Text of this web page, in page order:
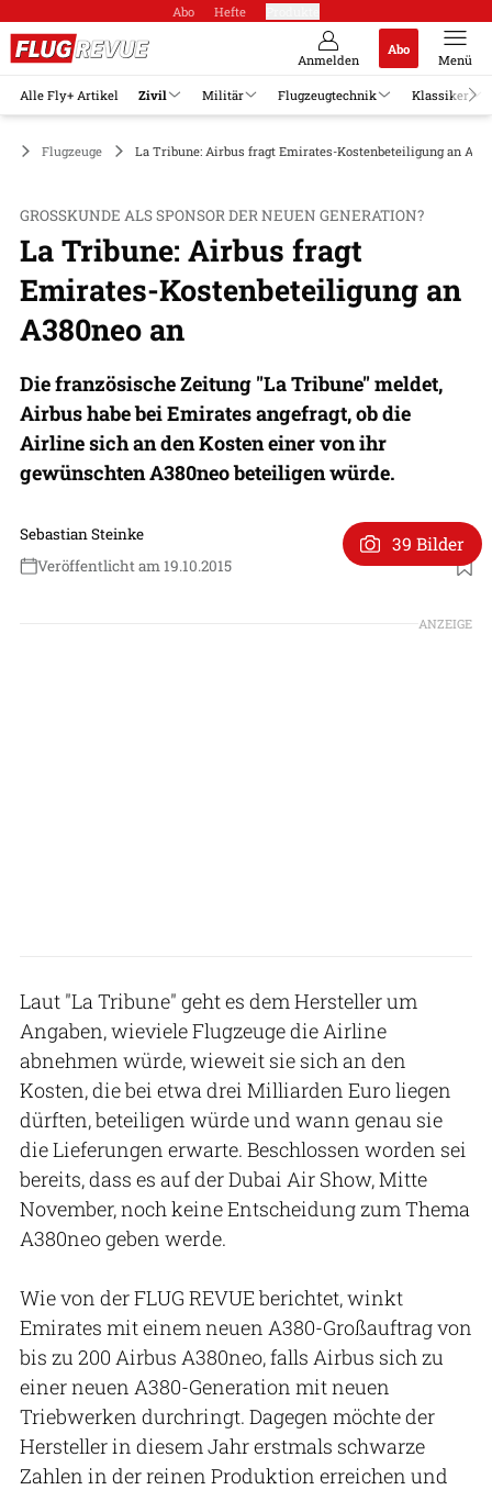
Abo Hefte
Anmelden
Abo
Menü
Alle Fly+ Artikel Zivil Militär Flugzeugtechnik Klassiker
Flugzeuge La Tribune: Airbus fragt Emirates-Kostenbeteiligung an
GROSSKUNDE ALS SPONSOR DER NEUEN GENERATION?
La Tribune: Airbus fragt
Emirates-Kostenbeteiligung an
A380neo an
Die französische Zeitung "La Tribune" meldet,
Airbus habe bei Emirates angefragt, ob die
Airline sich an den Kosten einer von ihr
gewünschten A380neo beteiligen würde.
Sebastian Steinke
Veröffentlicht am 19.10.2015
39 Bilder
ANZEIGE
Laut "La Tribune" geht es dem Hersteller um
Angaben, wieviele Flugzeuge die Airline
abnehmen würde, wieweit sie sich an den
Kosten, die bei etwa drei Milliarden Euro liegen
dürften, beteiligen würde und wann genau sie
die Lieferungen erwarte. Beschlossen worden sei
bereits, dass es auf der Dubai Air Show, Mitte
November, noch keine Entscheidung zum Thema
A380neo geben werde.
Wie von der FLUG REVUE berichtet, winkt
Emirates mit einem neuen A380-Großauftrag von
bis zu 200 Airbus A380neo, falls Airbus sich zu
einer neuen A380-Generation mit neuen
Triebwerken durchringt. Dagegen möchte der
Hersteller in diesem Jahr erstmals schwarze
Zahlen in der reinen Produktion erreichen und